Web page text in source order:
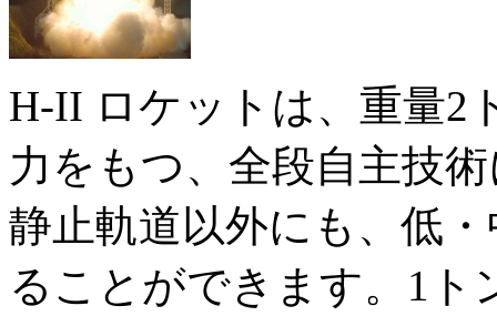
H-II ロケットは、重量2
力をもつ、全段自主技
静止軌道以外にも、低
ることができます。1ト